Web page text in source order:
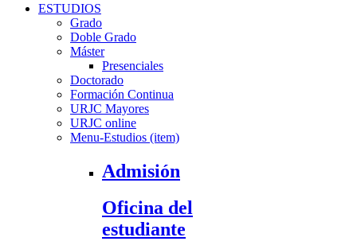
ESTUDIOS
Grado
Doble Grado
Máster
Presenciales
Doctorado
Formación Continua
URJC Mayores
URJC online
Menu-Estudios (item)
Admisión
Oficina del
estudiante